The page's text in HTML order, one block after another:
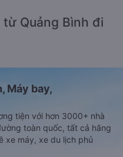
Quảng Bình đi
Máy bay,
tiện với hơn 3000+ nhà
toàn quốc, tất cả hãng
xe máy, xe du lịch phủ